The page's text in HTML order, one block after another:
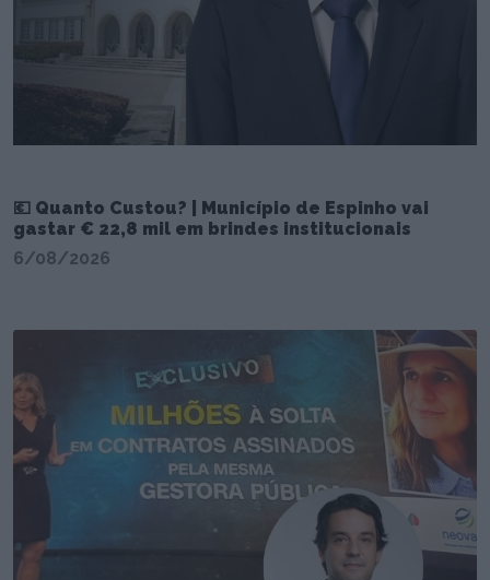
💶 Quanto Custou? | Município de Espinho vai
gastar € 22,8 mil em brindes institucionais
6/08/2026